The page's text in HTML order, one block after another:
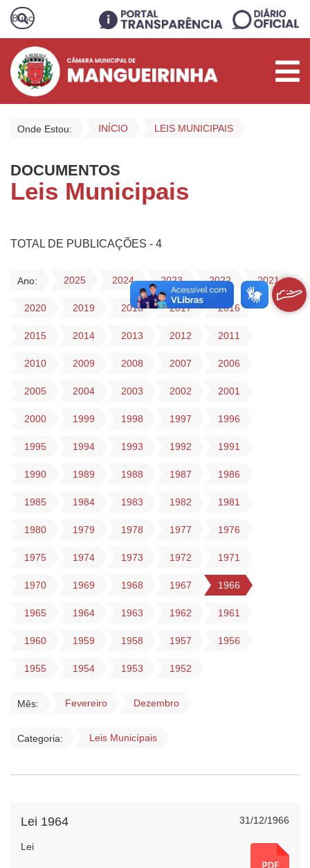
Onde Estou: INÍCIO LEIS MUNICIPAIS
DOCUMENTOS
Leis Municipais
TOTAL DE PUBLICAÇÕES - 4
Ano: 2025 2024 2023 2022 2021
2020 2019 2018 2017 2016
2015 2014 2013 2012 2011
2010 2009 2008 2007 2006
2005 2004 2003 2002 2001
2000 1999 1998 1997 1996
1995 1994 1993 1992 1991
1990 1989 1988 1987 1986
1985 1984 1983 1982 1981
1980 1979 1978 1977 1976
1975 1974 1973 1972 1971
1970 1969 1968 1967 1966
1965 1964 1963 1962 1961
1960 1959 1958 1957 1956
1955 1954 1953 1952
Mês: Fevereiro Dezembro
Categoria: Leis Municípais
31/12/1966
Lei 1964
Lei